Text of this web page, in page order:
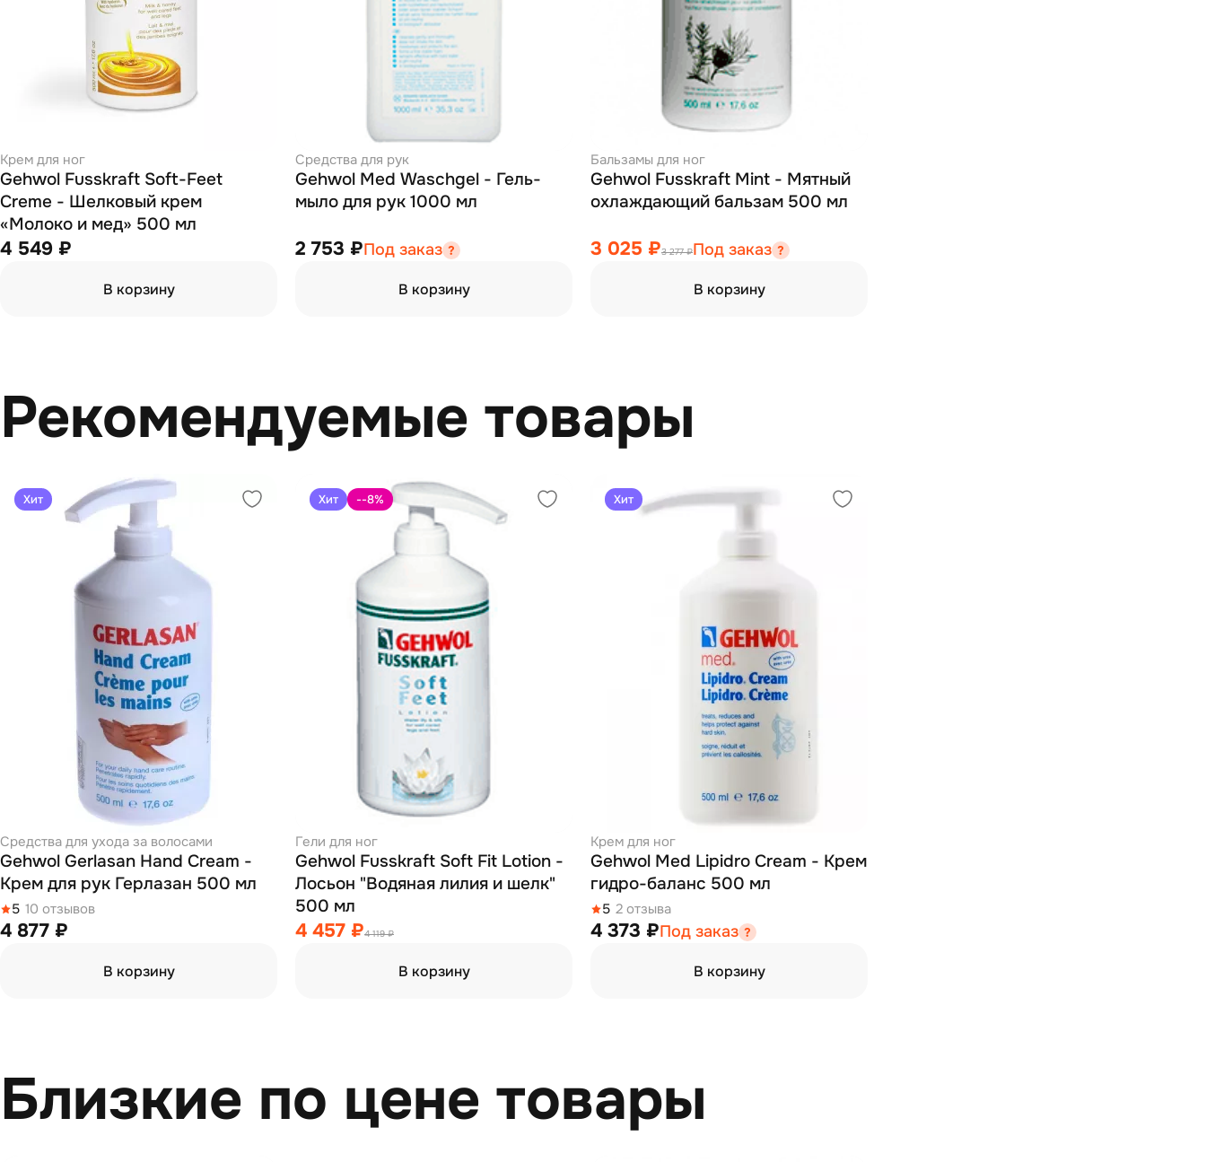
Крем для ног
Gehwol Fusskraft Soft-Feet
Creme - Шелковый крем
«Молоко и мед» 500 мл
4 549 ₽
В корзину
Средства для рук
Gehwol Med Waschgel - Гель-
мыло для рук 1000 мл
2 753 ₽Под заказ
В корзину
Бальзамы для ног
Gehwol Fusskraft Mint - Мятный
охлаждающий бальзам 500 мл
3 025 ₽3 277 ₽Под заказ
В корзину
Рекомендуемые товары
Хит
Средства для ухода за волосами
Gehwol Gerlasan Hand Cream -
Крем для рук Герлазан 500 мл
5 10 отзывов
4 877 ₽
В корзину
Хит --8%
Гели для ног
Gehwol Fusskraft Soft Fit Lotion -
Лосьон "Водяная лилия и шелк"
500 мл
4 457 ₽4 119 ₽
В корзину
Хит
Крем для ног
Gehwol Med Lipidro Cream - Крем
гидро-баланс 500 мл
5 2 отзыва
4 373 ₽Под заказ
В корзину
Близкие по цене товары